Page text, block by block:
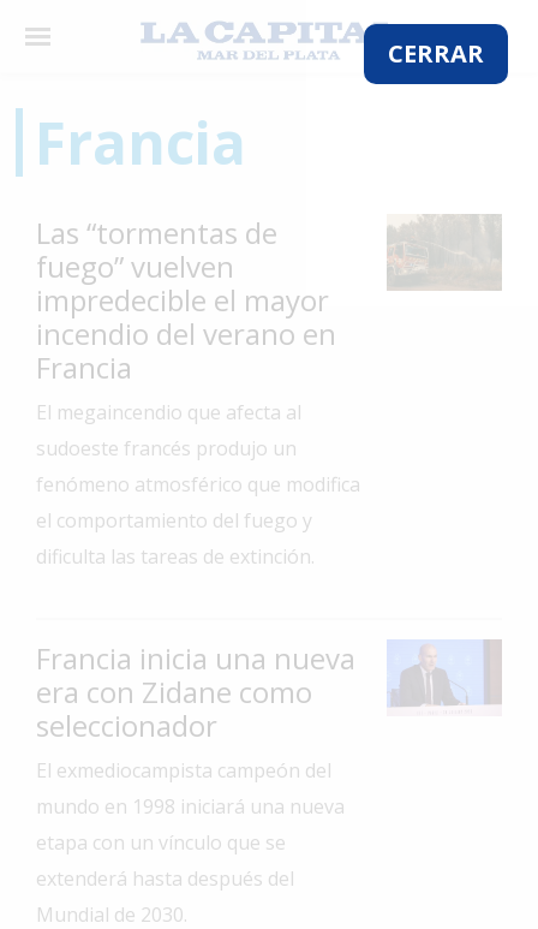
CERRAR
×
El
Mundo
La
Zona
Gastronomía
Salud
Interés
Ciudad
Deportes
Arte
y
Espectáculos
Policiales
Francia
Las “tormentas de
fuego” vuelven
impredecible el mayor
incendio del verano en
Francia
El megaincendio que afecta al
sudoeste francés produjo un
fenómeno atmosférico que modifica
el comportamiento del fuego y
dificulta las tareas de extinción.
Francia inicia una nueva
era con Zidane como
seleccionador
El exmediocampista campeón del
mundo en 1998 iniciará una nueva
etapa con un vínculo que se
extenderá hasta después del
Mundial de 2030.